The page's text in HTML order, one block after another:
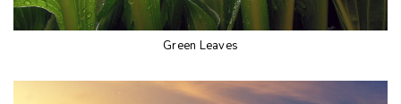
Green Leaves